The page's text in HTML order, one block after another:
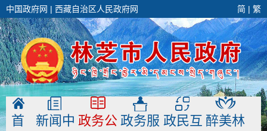
中国政府网 | 西藏自治区人民政府网 简 | 繁
首
新闻中 政务公 政务服 政民互 醉美林